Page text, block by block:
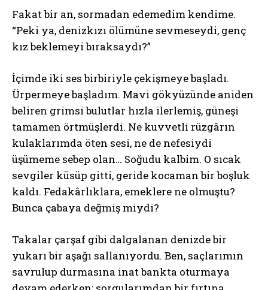
Fakat bir an, sormadan edemedim kendime.
“Peki ya, denizkızı ölümüne sevmeseydi, genç
kız beklemeyi bıraksaydı?”
İçimde iki ses birbiriyle çekişmeye başladı.
Ürpermeye başladım. Mavi gökyüzünde aniden
beliren grimsi bulutlar hızla ilerlemiş, güneşi
tamamen örtmüşlerdi. Ne kuvvetli rüzgârın
kulaklarımda öten sesi, ne de nefesiydi
üşümeme sebep olan… Soğudu kalbim. O sıcak
sevgiler küsüp gitti, geride kocaman bir boşluk
kaldı. Fedakârlıklara, emeklere ne olmuştu?
Bunca çabaya değmiş miydi?
Takalar çarşaf gibi dalgalanan denizde bir
yukarı bir aşağı sallanıyordu. Ben, saçlarımın
savrulup durmasına inat bankta oturmaya